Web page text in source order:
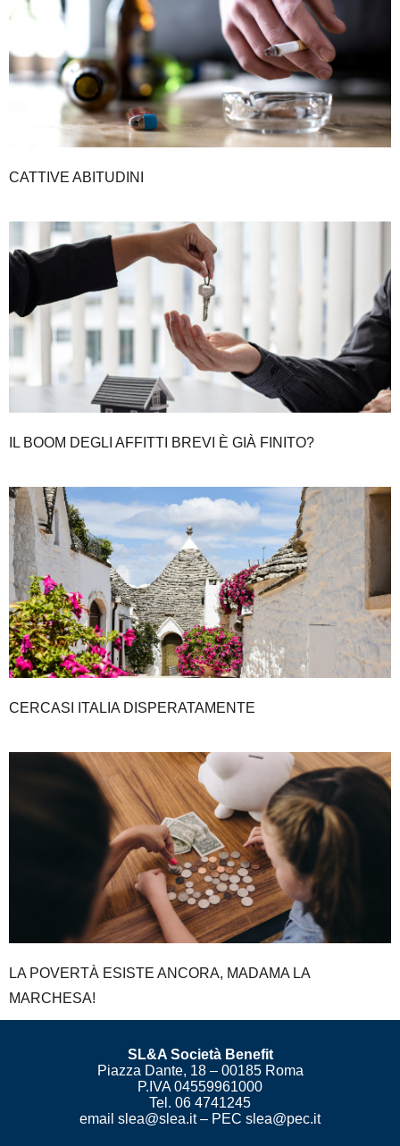
CATTIVE ABITUDINI
IL BOOM DEGLI AFFITTI BREVI È GIÀ FINITO?
CERCASI ITALIA DISPERATAMENTE
LA POVERTÀ ESISTE ANCORA, MADAMA LA
MARCHESA!
SL&A Società Benefit
Piazza Dante, 18 – 00185 Roma
P.IVA 04559961000
Tel. 06 4741245
email slea@slea.it – PEC slea@pec.it